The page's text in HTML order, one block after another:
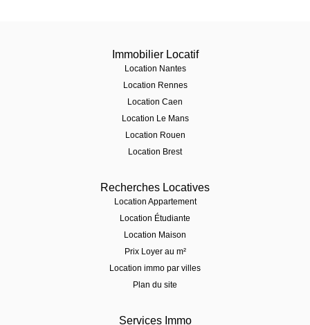
Immobilier Locatif
Location Nantes
Location Rennes
Location Caen
Location Le Mans
Location Rouen
Location Brest
Recherches Locatives
Location Appartement
Location Étudiante
Location Maison
Prix Loyer au m²
Location immo par villes
Plan du site
Services Immo